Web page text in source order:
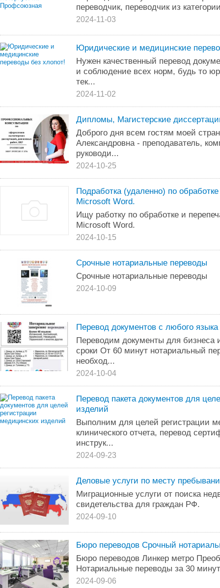
переводчик, переводчик из
2024-11-03
Юридические и медицинские
Нужен качественный перевод
и соблюдение всех норм, будь то
тек...
2024-11-02
Дипломы, Магистерские
Доброго дня всем гостям моей
Александровна - преподаватель,
руководи...
2024-10-25
Подработка (удаленно) по
Microsoft Word.
Ищу работку по обработке и
Microsoft Word.
2024-10-15
Срочные нотариальные переводы
Срочные нотариальные переводы
2024-10-09
Перевод документов с любого языка
Переводим документы для
сроки От 60 минут нотариальный
необход...
2024-10-04
Перевод пакета документов для
изделий
Выполним для целей регистрации
клинического отчета, перевод
инструк...
2024-09-23
Деловые услуги по месту
Миграционные услуги от поиска
свидетельства для граждан РФ.
2024-09-10
Бюро переводов Срочный
Бюро переводов Линкер метро
Нотариальные переводы за 30
2024-09-06